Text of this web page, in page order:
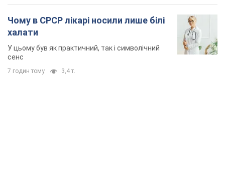
Чому в СРСР лікарі носили лише білі
халати
У цьому був як практичний, так і символічний
сенс
7 годин тому 3,4 т.